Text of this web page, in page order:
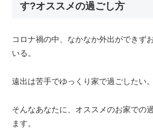
す?オススメの過ごし方
コロナ禍の中、なかなか外出ができず
いる。
遠出は苦手でゆっくり家で過ごしたい。
そんなあなたに、オススメのお家での
ます。